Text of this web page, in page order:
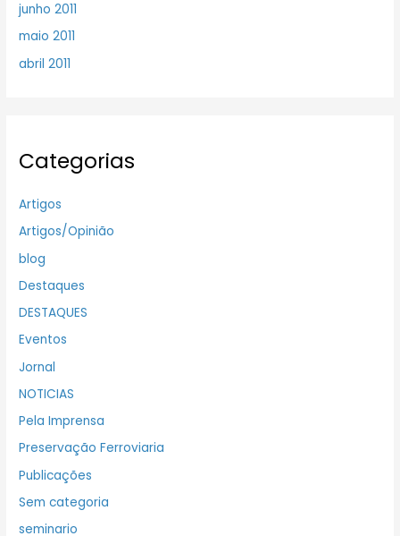
junho 2011
maio 2011
abril 2011
Categorias
Artigos
Artigos/Opinião
blog
Destaques
DESTAQUES
Eventos
Jornal
NOTICIAS
Pela Imprensa
Preservação Ferroviaria
Publicações
Sem categoria
seminario